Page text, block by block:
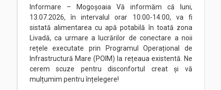
Informare – Mogoșoaia Vă informăm că luni,
13.07.2026, în intervalul orar 10:00-14:00, va fi
sistată alimentarea cu apă potabilă în toată zona
Livadă, ca urmare a lucrărilor de conectare a noii
rețele executate prin Programul Operațional de
Infrastructură Mare (POIM) la rețeaua existentă. Ne
cerem scuze pentru disconfortul creat și vă
mulțumim pentru înțelegere!